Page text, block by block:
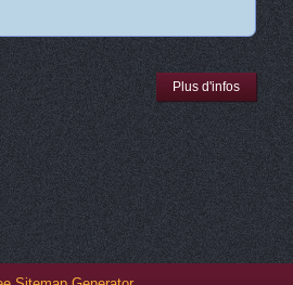
Plus d'infos